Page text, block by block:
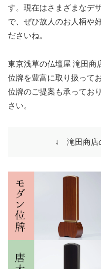
す。現在はさまざまなデ
で、ぜひ故人のお人柄や
ださいね。
東京浅草の仏壇屋 滝田商
位牌を豊富に取り扱って
位牌のご提案も承ってお
さい。
↓ 滝田商店